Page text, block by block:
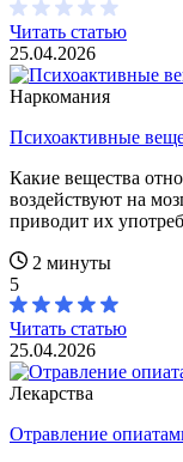
Читать статью
25.04.2026
Наркомания
Психоактивные
Какие вещества
воздействуют на
приводит их
2 минуты
5
Читать статью
25.04.2026
Лекарства
Отравление